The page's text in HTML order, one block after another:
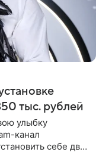
тыс. рублей
улыбку
канал
себе два